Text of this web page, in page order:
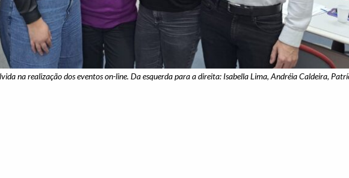
na realização dos eventos on-line. Da esquerda para a direita: Isabella Lima, Andréia Caldeira,